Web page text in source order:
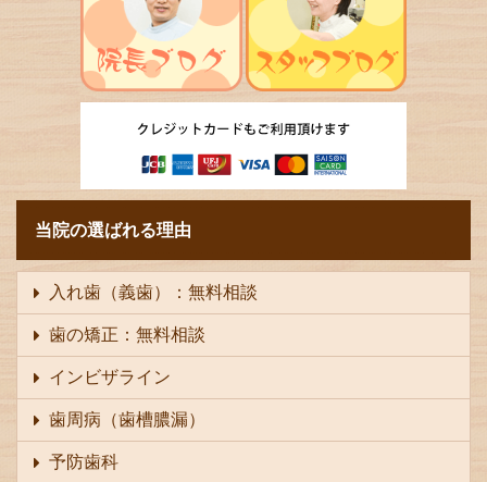
当院の選ばれる理由
入れ歯（義歯）：無料相談
歯の矯正：無料相談
インビザライン
歯周病（歯槽膿漏）
予防歯科